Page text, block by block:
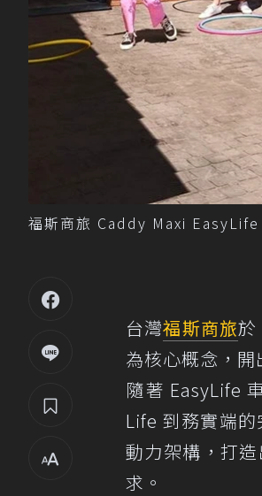
福斯商旅 Caddy Maxi
台灣福斯商旅於
為核心概念，
隨著 EasyLife
Life 到務實端
動力架構，打
求。